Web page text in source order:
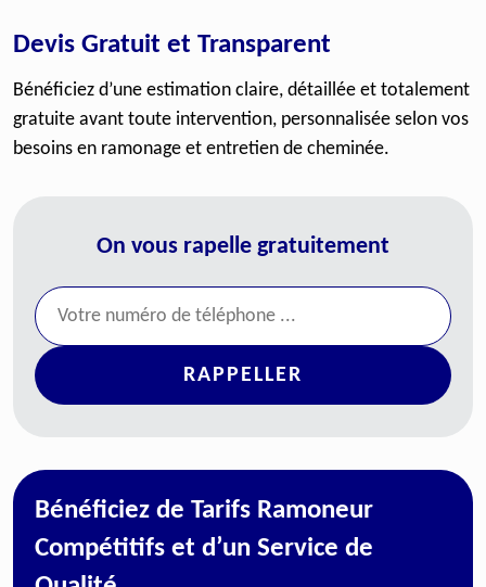
Devis Gratuit et Transparent
Bénéficiez d’une estimation claire, détaillée et totalement
gratuite avant toute intervention, personnalisée selon vos
besoins en ramonage et entretien de cheminée.
On vous rapelle gratuitement
Bénéficiez de Tarifs Ramoneur
Compétitifs et d’un Service de